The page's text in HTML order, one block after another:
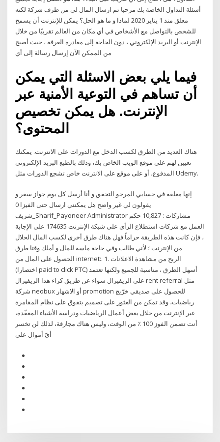
أسئلة التداول الخاصة بك مرحبا تم ارسال المال لي من طرف شركة لكنه
معلق مند 1 يناير 2020 لماذا و ما هو الحل؟ يمكن للإنترنت أن يسمح
للشخص بالتواصل مع الأشخاص في أي مكان من العالم تقريبًا من خلال
الإنترنت أو البريد الإلكتروني ، دون الحاجة إلى مغادرة الغرفة ، حيث أصبح
من الممكن الآن إرسال رسالة إلى أي
فيما يلي بعض الاسئلة التي يمكن
أن تساهم في التوعية الأمنية عبر
الإنترنت. هل يمكن تخصيص
المحتوى؟
هناك العديد من الطرق لكسب الدخل مع الدورات على الانترنت. يمكنك
تعيين لهم على موقع الويب الخاص بك، وذلك بالطبع البريد الإلكتروني
المدفوع، أو على موقع على الانترنت خاص تشجع الدورات مثل Udemy.
إنها معلقة في حسابي المرجو التحقق و أنا أرسل كل يوم جواز سفر و
يقولون لي غير واضح هل يمكنني ارسال حتى الفيزا 0
شريف_Sharif_Payoneer Administrator مشاركات : 10,827 حكم
العمل مع شركات استطلاع الرأي على شبكة الإنترنت 174635 على الإجابة
، فإن كانت هذه الطريقة حراماً فهل هناك طرق أخرى لكسب المال الحلال
من الإنترنت ؛ لأني طالب وفي حاجة ماسة للمال و أملك وقتا طرق
الحصول على المال من internet:. 1. الربح من مشاهدة الاعلانات
(اختصارا paid to click PTC) أسهل الطرق ، مناسبة للجميع ولكنها تعتمد
على الريفيرال سواء عن طريق كراء هذا الريفيرال rent referral مثل
شركة neobux أو الاشهار promotion للحصول على صديقي خرّيج
رياضيات، وقد تمكن من العثور على تصميم يتفوق على نظام المقامرة
عبر الإنترنت من خلال بعض أعمال الرياضيات ودراسة الأشياء المعقّدة،
أنت تضمن الفوز 100 ٪ من الوقت، وليس هناك مجازفة، لذلك لن تخسر
أيّ أموال على